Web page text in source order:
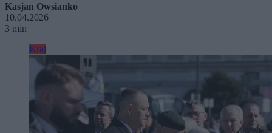
Kasjan Owsianko
10.04.2026
3 min
Kraj